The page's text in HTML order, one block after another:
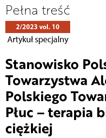
Pełna treść
2/2023 vol. 10
Artykuł specjalny
Stanowisko
Towarzystwa
Polskiego
Płuc – terapia
ciężkiej